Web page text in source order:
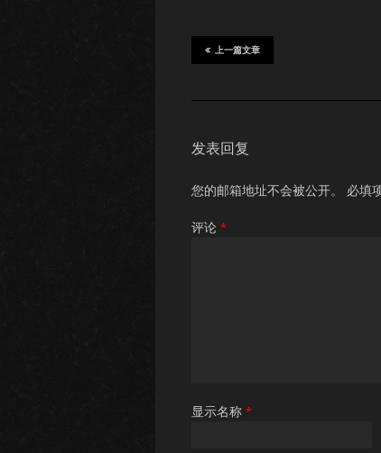
上一篇文章
发表回复
您的邮箱地址不会被公开。 必填
评论 *
显示名称 *